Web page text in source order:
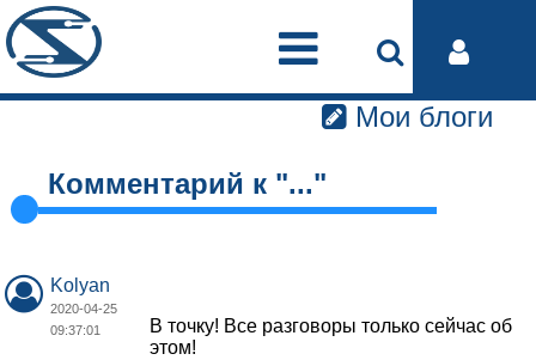
Мои блоги
Комментарий к "..."
Kolyan
2020-04-25
09:37:01
В точку! Все разговоры только сейчас об
этом!